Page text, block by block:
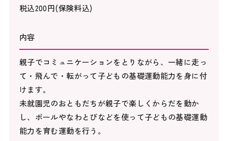
税込200円(保険料込)
内容
親子でコミュニケーションをとりながら、一緒に走っ
て・飛んで・転がって子どもの基礎運動能力を身に付
けます。
未就園児のおともだちが親子で楽しくからだを動か
し、ボールやなわとびなどを使って子どもの基礎運動
能力を育む運動を行う。